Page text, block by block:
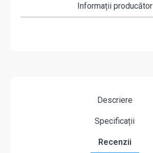
Informații producător
Descriere
Specificații
Recenzii